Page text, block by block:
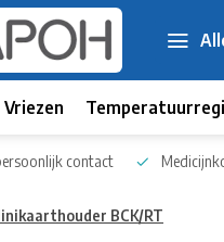
Vriezen
contact
BCK/RT